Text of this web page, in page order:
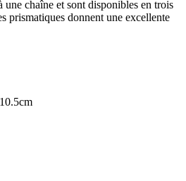
une chaîne et sont disponibles en trois
prismatiques donnent une excellente